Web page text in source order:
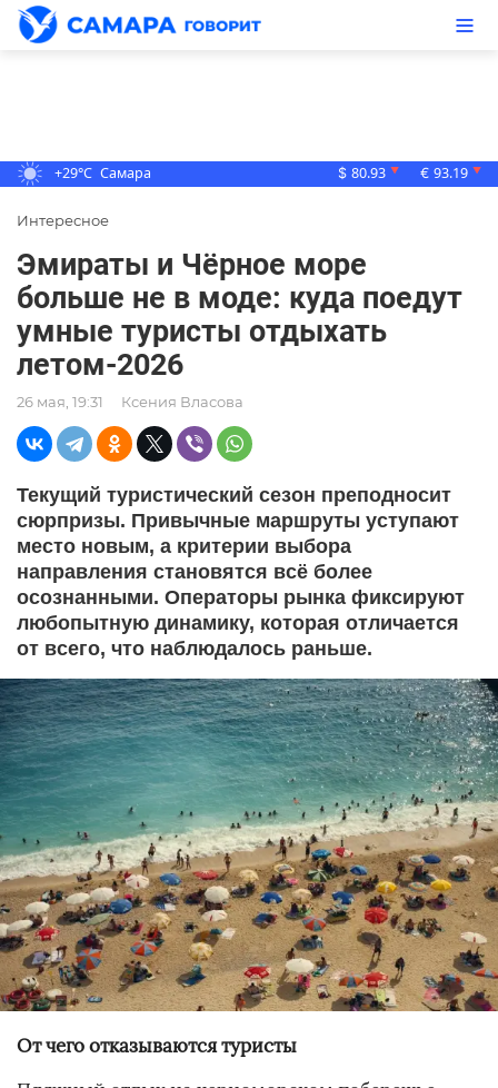
+29°C Самара $ 80.93 ▼ € 93.19 ▼
Интересное
Эмираты и Чёрное море
больше не в моде: куда поедут
умные туристы отдыхать
летом-2026
26 мая, 19:31 Ксения Власова
Текущий туристический сезон преподносит
сюрпризы. Привычные маршруты уступают
место новым, а критерии выбора
направления становятся всё более
осознанными. Операторы рынка фиксируют
любопытную динамику, которая отличается
от всего, что наблюдалось раньше.
От чего отказываются туристы